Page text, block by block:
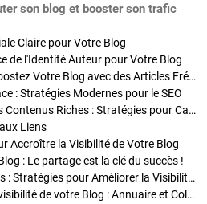
son blog et booster son trafic
Claire pour Votre Blog
de l'Identité Auteur pour Votre Blog
Stratégies de Publication : Boostez Votre Blog avec des Articles Fréquents et Exclusifs
: Stratégies Modernes pour le SEO
Enrichir Vos Articles avec des Contenus Riches : Stratégies pour Captiver et Optimiser
Liens
Accroître la Visibilité de Votre Blog
: Le partage est la clé du succès !
Optimisation SEO des Articles : Stratégies pour Améliorer la Visibilité de Votre Blog
Stratégies pour améliorer la visibilité de votre Blog : Annuaire et Collaborations